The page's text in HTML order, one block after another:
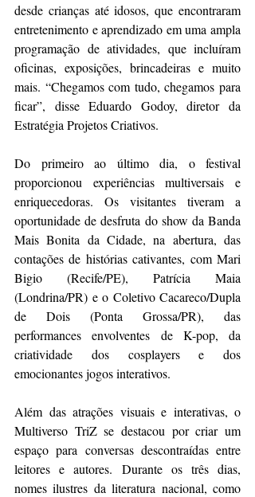
desde crianças até idosos, que encontraram
entretenimento e aprendizado em uma ampla
programação de atividades, que incluíram
oficinas, exposições, brincadeiras e muito
mais. “Chegamos com tudo, chegamos para
ficar”, disse Eduardo Godoy, diretor da
Estratégia Projetos Criativos.
Do primeiro ao último dia, o festival
proporcionou experiências multiversais e
enriquecedoras. Os visitantes tiveram a
oportunidade de desfruta do show da Banda
Mais Bonita da Cidade, na abertura, das
contações de histórias cativantes, com Mari
Bigio (Recife/PE), Patrícia Maia
(Londrina/PR) e o Coletivo Cacareco/Dupla
de Dois (Ponta Grossa/PR), das
performances envolventes de K-pop, da
criatividade dos cosplayers e dos
emocionantes jogos interativos.
Além das atrações visuais e interativas, o
Multiverso TriZ se destacou por criar um
espaço para conversas descontraídas entre
leitores e autores. Durante os três dias,
nomes ilustres da literatura nacional, como